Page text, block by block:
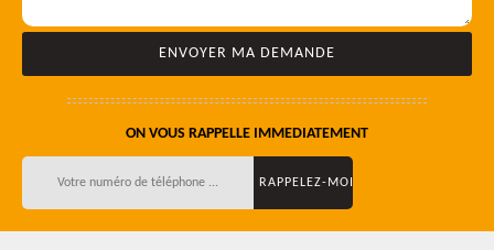
ON VOUS RAPPELLE IMMEDIATEMENT